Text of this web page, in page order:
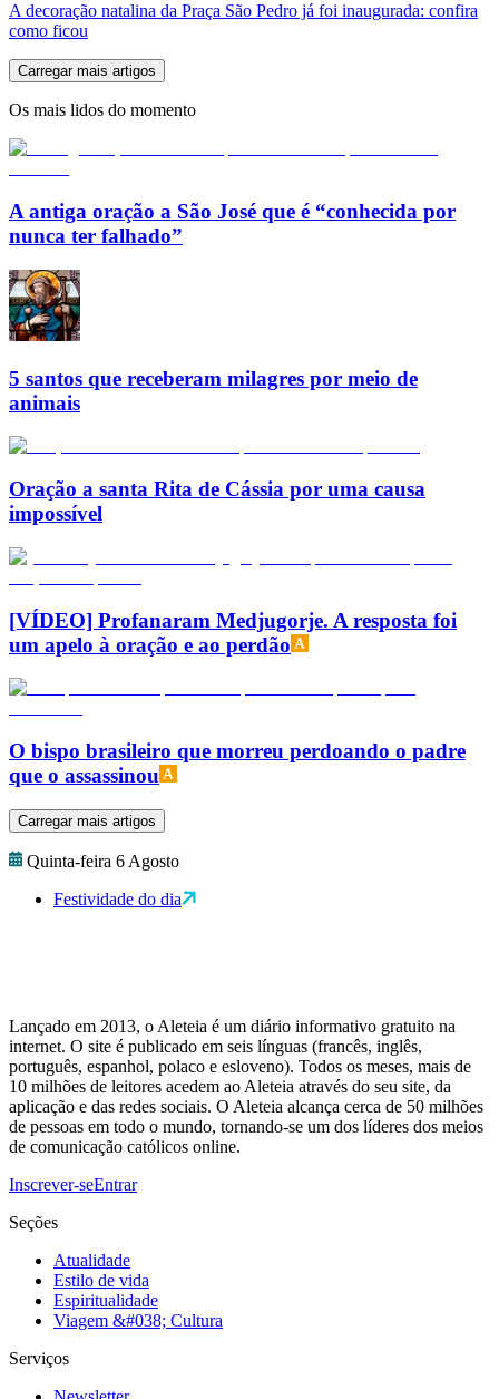
A decoração natalina da Praça São Pedro já foi inaugurada: confira
como ficou
Carregar mais artigos
Os mais lidos do momento
A antiga oração a São José que é “conhecida por
nunca ter falhado”
5 santos que receberam milagres por meio de
animais
Oração a santa Rita de Cássia por uma causa
impossível
[VÍDEO] Profanaram Medjugorje. A resposta foi
um apelo à oração e ao perdão
O bispo brasileiro que morreu perdoando o padre
que o assassinou
Carregar mais artigos
Quinta-feira 6 Agosto
Festividade do dia
Lançado em 2013, o Aleteia é um diário informativo gratuito na
internet. O site é publicado em seis línguas (francês, inglês,
português, espanhol, polaco e esloveno). Todos os meses, mais de
10 milhões de leitores acedem ao Aleteia através do seu site, da
aplicação e das redes sociais. O Aleteia alcança cerca de 50 milhões
de pessoas em todo o mundo, tornando-se um dos líderes dos meios
de comunicação católicos online.
Inscrever-seEntrar
Seções
Atualidade
Estilo de vida
Espiritualidade
Viagem &#038; Cultura
Serviços